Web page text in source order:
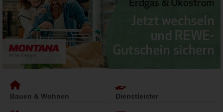
Bauen & Wohnen Dienstleister